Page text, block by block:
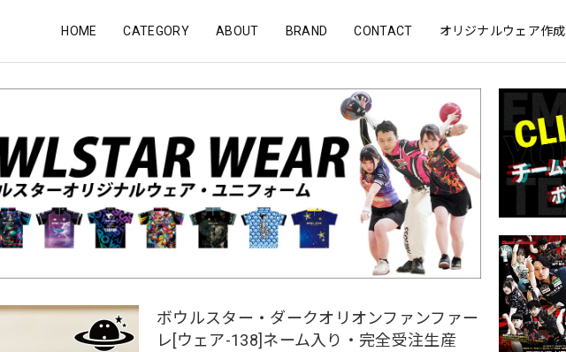
HOME CATEGORY ABOUT BRAND CONTACT オリジナルウェア作成
ボウルスター・ダークオリオンファンファー
レ[ウェア-138]ネーム入り・完全受注生産